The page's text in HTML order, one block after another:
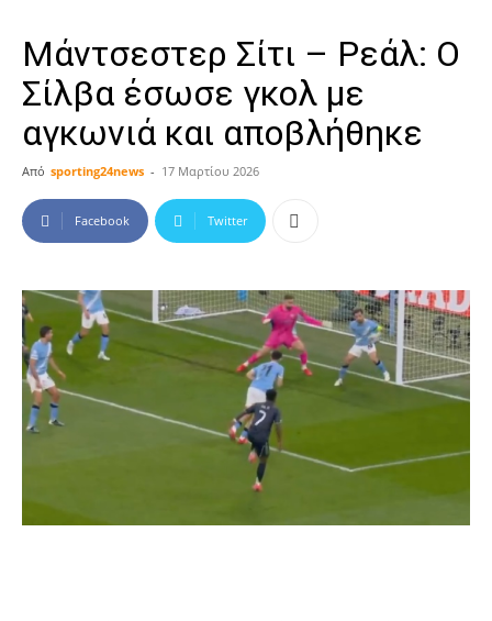
Μάντσεστερ Σίτι – Ρεάλ: Ο
Σίλβα έσωσε γκολ με
αγκωνιά και αποβλήθηκε
Από sporting24news - 17 Μαρτίου 2026
Facebook Twitter